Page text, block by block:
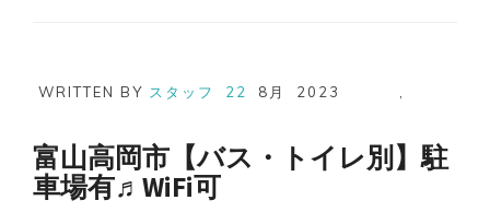
WRITTEN BY スタッフ 22 8月 ,
2023
富山高岡市【バス・トイレ別】駐
車場有♬WiFi可